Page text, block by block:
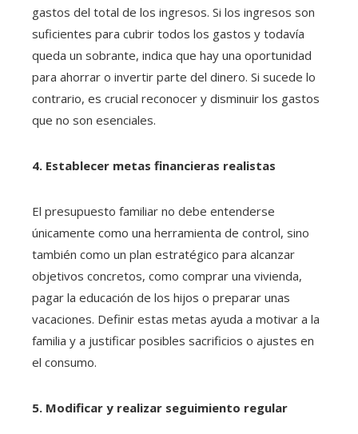
gastos del total de los ingresos. Si los ingresos son
suficientes para cubrir todos los gastos y todavía
queda un sobrante, indica que hay una oportunidad
para ahorrar o invertir parte del dinero. Si sucede lo
contrario, es crucial reconocer y disminuir los gastos
que no son esenciales.
4. Establecer metas financieras realistas
El presupuesto familiar no debe entenderse
únicamente como una herramienta de control, sino
también como un plan estratégico para alcanzar
objetivos concretos, como comprar una vivienda,
pagar la educación de los hijos o preparar unas
vacaciones. Definir estas metas ayuda a motivar a la
familia y a justificar posibles sacrificios o ajustes en
el consumo.
5. Modificar y realizar seguimiento regular